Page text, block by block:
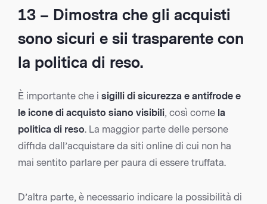
13 – Dimostra che gli acquisti
sono sicuri e sii trasparente con
la politica di reso.
È importante che i sigilli di sicurezza e antifrode e
le icone di acquisto siano visibili, così come la
politica di reso. La maggior parte delle persone
diffida dall’acquistare da siti online di cui non ha
mai sentito parlare per paura di essere truffata.
D’altra parte, è necessario indicare la possibilità di